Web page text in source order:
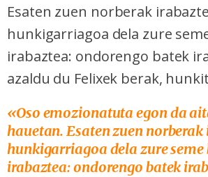
Esaten zuen norberak
hunkigarriagoa dela zure
irabaztea: ondorengo batek
azaldu du Felixek berak,
«Oso emozionatuta egon da
hauetan. Esaten zuen
hunkigarriagoa dela zure seme
irabaztea: ondorengo batek